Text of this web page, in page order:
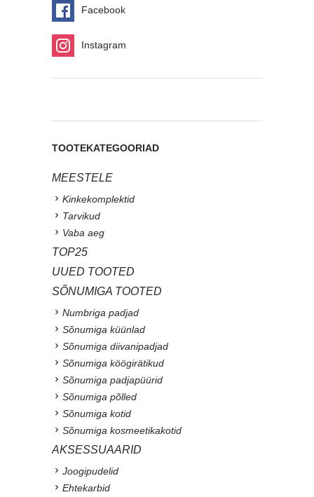
Facebook
Instagram
TOOTEKATEGOORIAD
MEESTELE
Kinkekomplektid
Tarvikud
Vaba aeg
TOP25
UUED TOOTED
SÕNUMIGA TOOTED
Numbriga padjad
Sõnumiga küünlad
Sõnumiga diivanipadjad
Sõnumiga köögirätikud
Sõnumiga padjapüürid
Sõnumiga põlled
Sõnumiga kotid
Sõnumiga kosmeetikakotid
AKSESSUAARID
Joogipudelid
Ehtekarbid